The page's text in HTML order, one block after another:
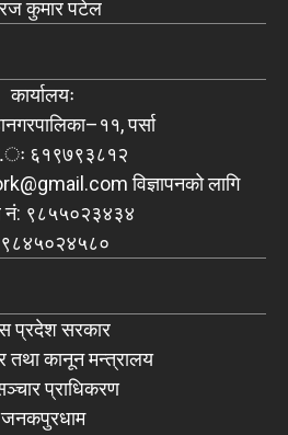
कुमार पटेल
कार्यालयः
पर्सा
६१९७९३८१२
विज्ञापनको लागि
नं: ९८५५०२३४३४
९८४५०२४५८०
प्रदेश सरकार
तथा कानून मन्त्रालय
प्राधिकरण
जनकपुरधाम